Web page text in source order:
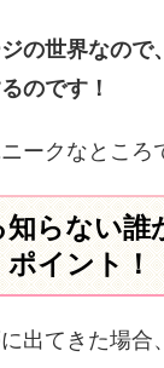
の世界なので
のです！
ークなところ
らない誰
ポイント！
出てきた場合